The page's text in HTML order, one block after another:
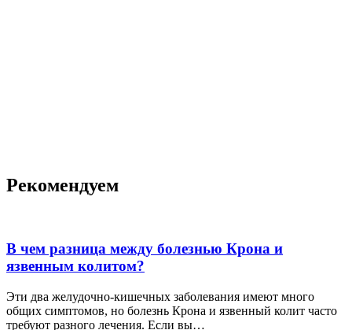
Рекомендуем
В чем разница между болезнью Крона и
язвенным колитом?
Эти два желудочно-кишечных заболевания имеют много
общих симптомов, но болезнь Крона и язвенный колит часто
требуют разного лечения. Если вы…